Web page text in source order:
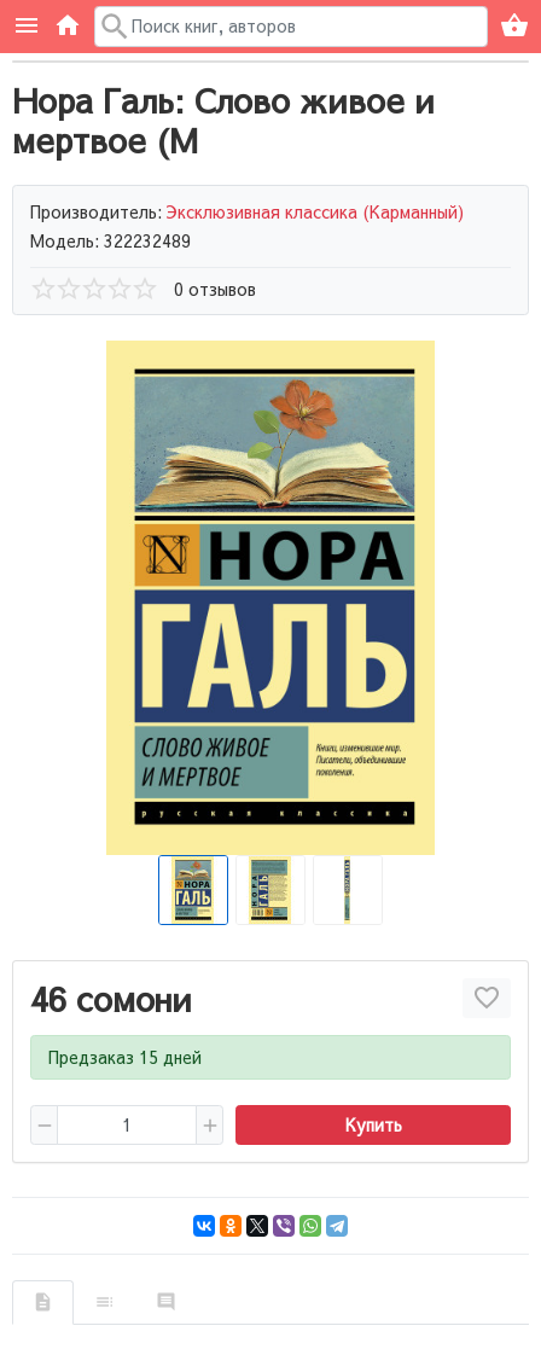
Нора Галь: Слово живое и
мертвое (М
Производитель: Эксклюзивная классика (Карманный)
Модель: 322232489
0 отзывов
46 сомони
Предзаказ 15 дней
Купить